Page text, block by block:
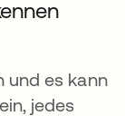
und es kann
jedes